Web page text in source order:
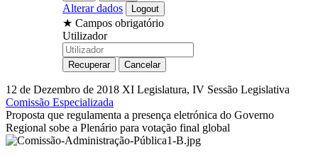
Alterar dados
★ Campos obrigatório
Utilizador
12 de Dezembro de 2018 XI Legislatura, IV Sessão Legislativa
Comissão Especializada
Proposta que regulamenta a presença eletrónica do Governo
Regional sobe a Plenário para votação final global